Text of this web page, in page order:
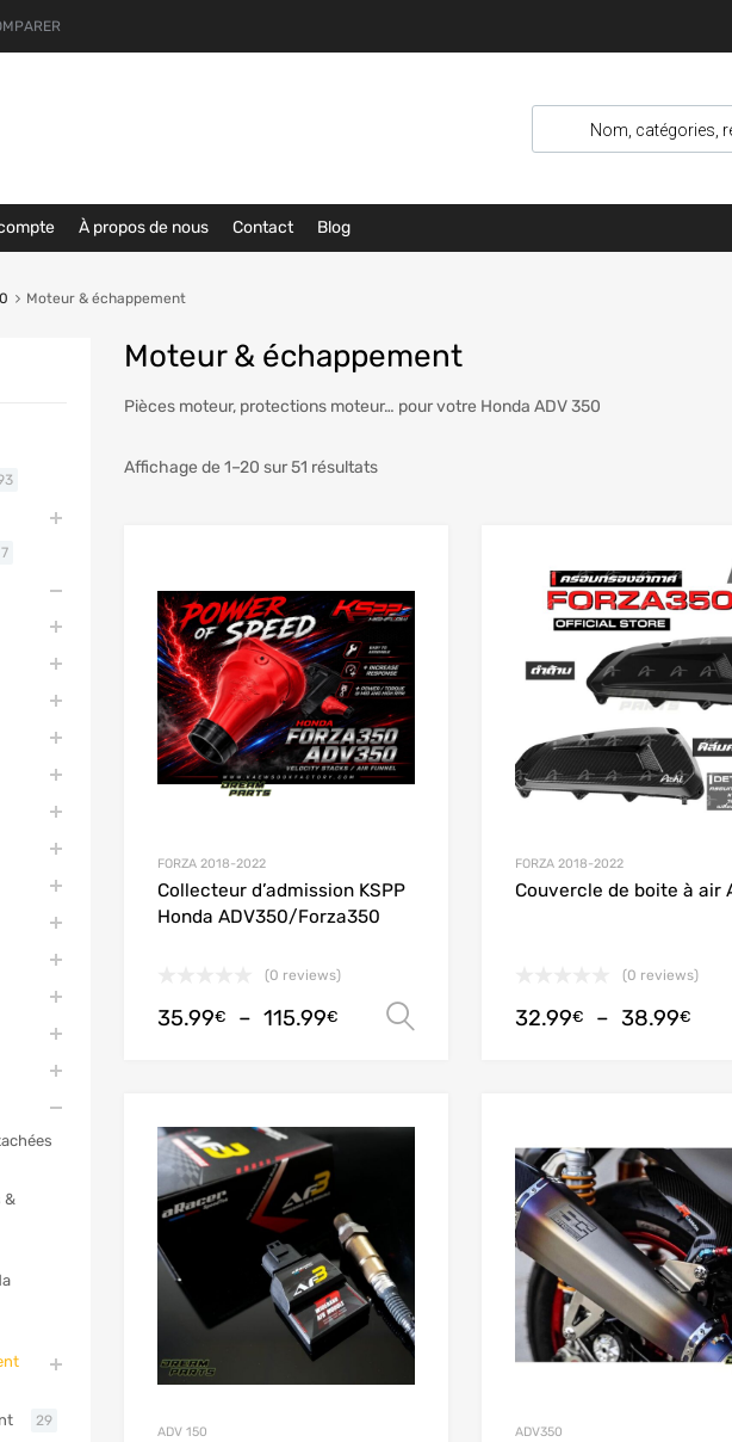
À propos de nous Contact Blog
Moteur & échappement
Moteur & échappement
Pièces moteur, protections moteur… pour votre Honda ADV 350
Affichage de 1–20 sur 51 résultats
FORZA 2018-2022
Collecteur d’admission KSPP
Honda ADV350/Forza350
(0 reviews)
35.99€ – 115.99€ Choix des options
FORZA 2018-2022
Couvercle de boite à air
(0 reviews)
32.99€ – 38.99€
ADV 150 ADV350
7
&
29